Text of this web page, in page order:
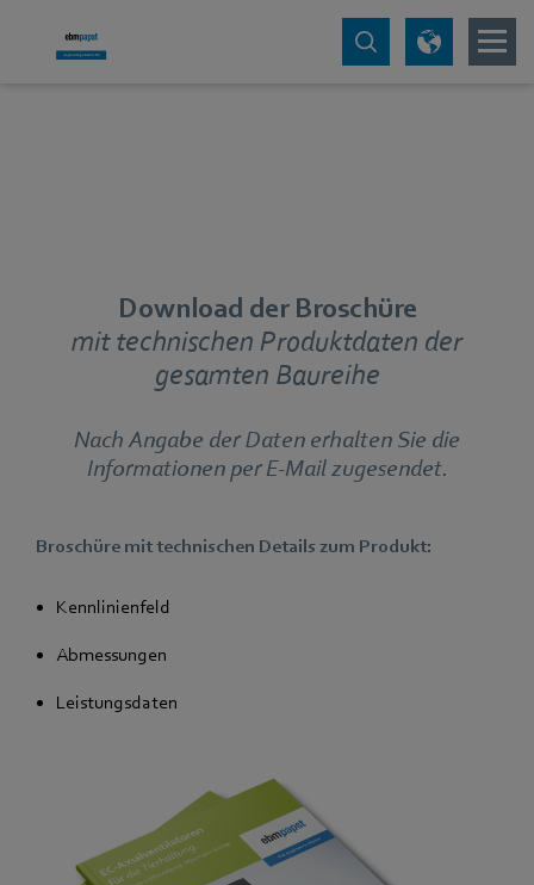
Download der Broschüre
mit technischen Produktdaten der
gesamten Baureihe
Nach Angabe der Daten erhalten Sie die
Informationen per E-Mail zugesendet.
Broschüre mit technischen Details zum Produkt:
Kennlinienfeld
Abmessungen
Leistungsdaten